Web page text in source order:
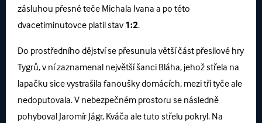
zásluhou přesné teče Michala Ivana a po této
dvacetiminutovce platil stav 1:2.
Do prostředního dějství se přesunula větší část přesilové hry
Tygrů, v ní zaznamenal největší šanci Bláha, jehož střela na
lapačku sice vystrašila fanoušky domácích, mezi tři tyče ale
nedoputovala. V nebezpečném prostoru se následně
pohyboval Jaromír Jágr, Kváča ale tuto střelu pokryl. Na